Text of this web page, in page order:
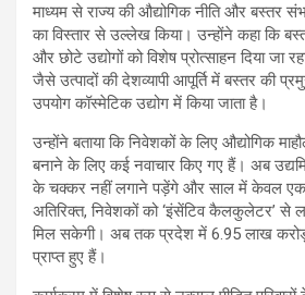
माध्यम से राज्य की औद्योगिक नीति और बस्तर
का विस्तार से उल्लेख किया। उन्होंने कहा कि
और छोटे उद्योगों को विशेष प्रोत्साहन दिया जा
जैसे उत्पादों की देशव्यापी आपूर्ति में बस्तर की
उपयोग कॉस्मेटिक उद्योग में किया जाता है।
उन्होंने बताया कि निवेशकों के लिए औद्योगिक
बनाने के लिए कई नवाचार किए गए हैं। अब
के चक्कर नहीं लगाने पड़ेंगे और साल में केवल एक
अतिरिक्त, निवेशकों को ‘इंसेंटिव कैलकुलेटर’ से
मिल सकेगी। अब तक प्रदेश में 6.95 लाख
प्राप्त हुए हैं।